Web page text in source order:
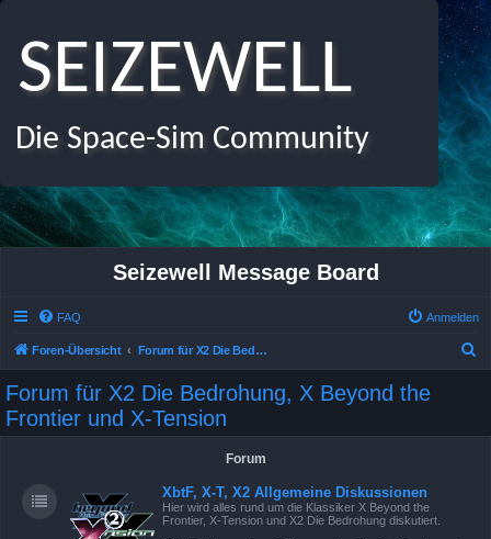
SEIZEWELL
Die Space-Sim Community
Seizewell Message Board
FAQ Anmelden
Foren-Übersicht Forum für X2 Die Bedrohung, X Beyond the Frontier und X-Tension
Forum für X2 Die Bedrohung, X Beyond the
Frontier und X-Tension
Forum
XbtF, X-T, X2 Allgemeine Diskussionen
Hier wird alles rund um die Klassiker X Beyond the
Frontier, X-Tension und X2 Die Bedrohung diskutiert.